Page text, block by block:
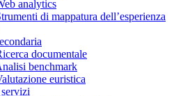
analytics
di mappatura dell’esperienza
documentale
benchmark
euristica